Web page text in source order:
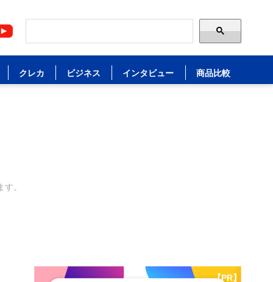
クレカ ビジネス インタビュー 商品比較
す。
【PR】